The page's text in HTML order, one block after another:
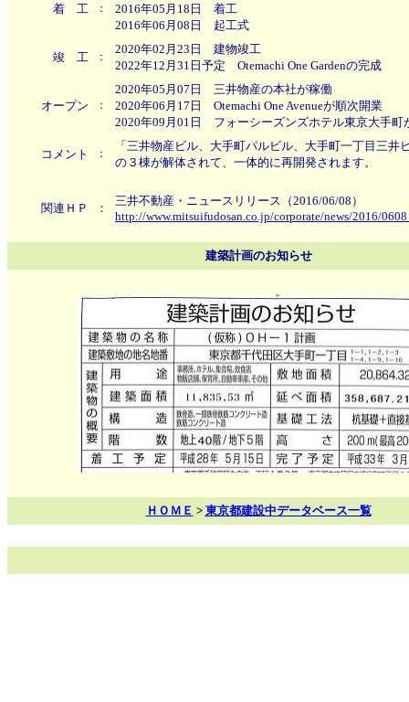
着 工 ：
2016年05月18日 着工
2016年06月08日 起工式
竣 工 ：
2020年02月23日 建物竣工
2022年12月31日予定 Otemachi One Gardenの完成
オープン ：
2020年05月07日 三井物産の本社が稼働
2020年06月17日 Otemachi One Avenueが順次開業
2020年09月01日 フォーシーズンズホテル東京大手町
コメント ：
「三井物産ビル、大手町パルビル、大手町一丁目三井
の３棟が解体されて、一体的に再開発されます。
関連ＨＰ ：
三井不動産・ニュースリリース（2016/06/08）
http://www.mitsuifudosan.co.jp/corporate/news/2016/
建築計画のお知らせ
ＨＯＭＥ > 東京都建設中データベース一覧